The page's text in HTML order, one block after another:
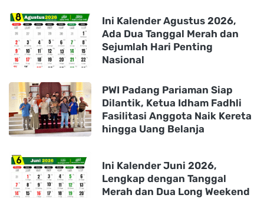
Ini Kalender Agustus 2026,
Ada Dua Tanggal Merah dan
Sejumlah Hari Penting
Nasional
PWI Padang Pariaman Siap
Dilantik, Ketua Idham Fadhli
Fasilitasi Anggota Naik Kereta
hingga Uang Belanja
Ini Kalender Juni 2026,
Lengkap dengan Tanggal
Merah dan Dua Long Weekend